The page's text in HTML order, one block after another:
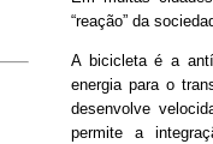
“reação” da
A bicicleta é a
energia para o
desenvolve
permite a